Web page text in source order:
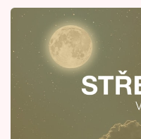
Celebrity
Vztahy
Seriály
Horoskopy